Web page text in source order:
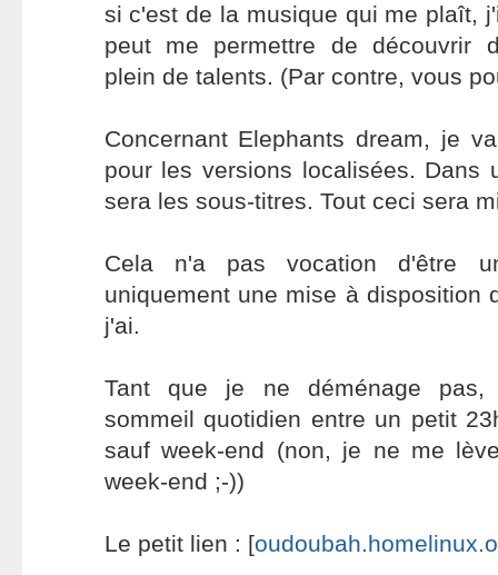
si c'est de la musique qui me plaît,
peut me permettre de découvrir
plein de talents. (Par contre, vous
Concernant Elephants dream, je
pour les versions localisées. Dans
sera les sous-titres. Tout ceci sera
Cela n'a pas vocation d'être
uniquement une mise à disposition
j'ai.
Tant que je ne déménage pas,
sommeil quotidien entre un petit
sauf week-end (non, je ne me
week-end ;-))
Le petit lien : [